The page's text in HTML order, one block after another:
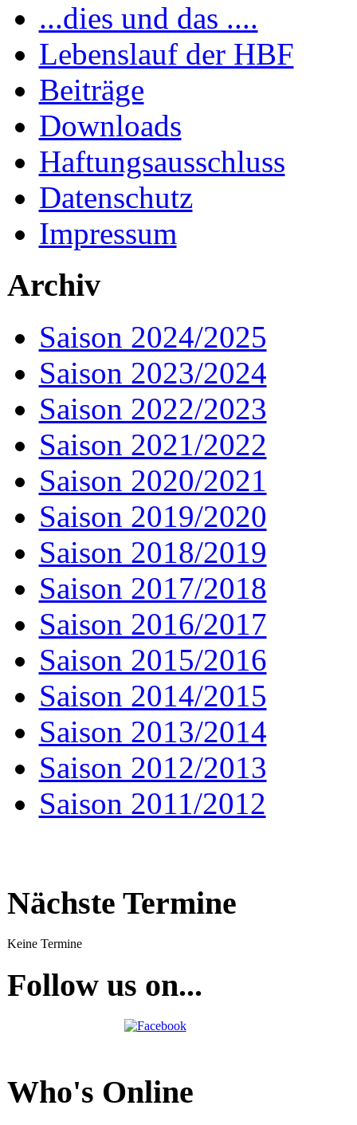
...dies und das ....
Lebenslauf der HBF
Beiträge
Downloads
Haftungsausschluss
Datenschutz
Impressum
Archiv
Saison 2024/2025
Saison 2023/2024
Saison 2022/2023
Saison 2021/2022
Saison 2020/2021
Saison 2019/2020
Saison 2018/2019
Saison 2017/2018
Saison 2016/2017
Saison 2015/2016
Saison 2014/2015
Saison 2013/2014
Saison 2012/2013
Saison 2011/2012
Nächste Termine
Keine Termine
Follow us on...
Who's Online